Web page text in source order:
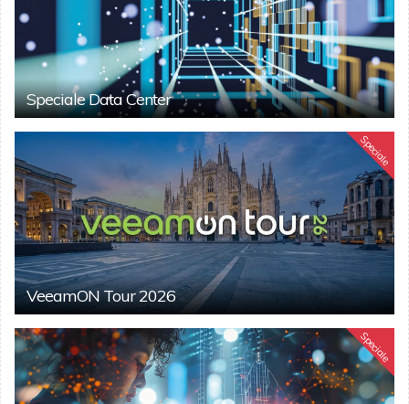
Speciale Data Center
Speciale
VeeamON Tour 2026
Speciale